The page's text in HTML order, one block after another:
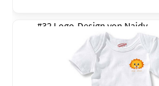
#32 Logo-Design von Naidy